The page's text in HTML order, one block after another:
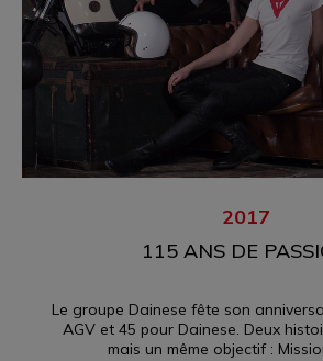
2017
115 ANS DE
Le groupe Dainese fête son
AGV et 45 pour Dainese. Deux
mais un même objectif :